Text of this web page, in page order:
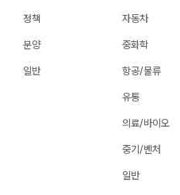
정책
분양
일반
자동차
중화학
항공/물류
유통
의료/바이오
중기/벤처
일반